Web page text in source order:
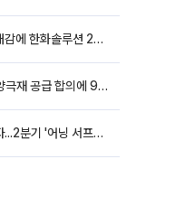
美 태양광 관세 반사이익 기대감에 한화솔루션 20%대·OCI홀딩스 14%대 급등
포스코퓨처엠, 19만톤 LFP 양극재 공급 합의에 9%대 강세
고려아연, 106분기 연속 흑자...2분기 '어닝 서프라이즈'에 장 초반 12%대 강세